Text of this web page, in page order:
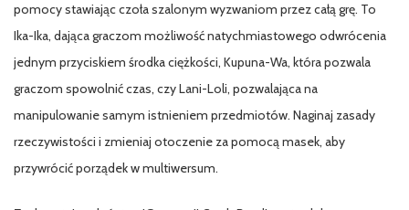
pomocy stawiając czoła szalonym wyzwaniom przez całą grę. To
Ika-Ika, dająca graczom możliwość natychmiastowego odwrócenia
jednym przyciskiem środka ciężkości, Kupuna-Wa, która pozwala
graczom spowolnić czas, czy Lani-Loli, pozwalająca na
manipulowanie samym istnieniem przedmiotów. Naginaj zasady
rzeczywistości i zmieniaj otoczenie za pomocą masek, aby
przywrócić porządek w multiwersum.